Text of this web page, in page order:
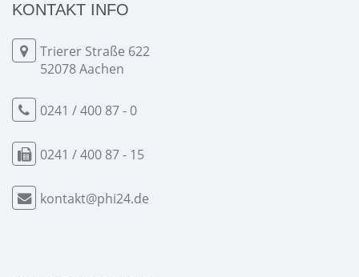
KONTAKT INFO
Trierer Straße 622
52078 Aachen
0241 / 400 87 - 0
0241 / 400 87 - 15
kontakt@phi24.de